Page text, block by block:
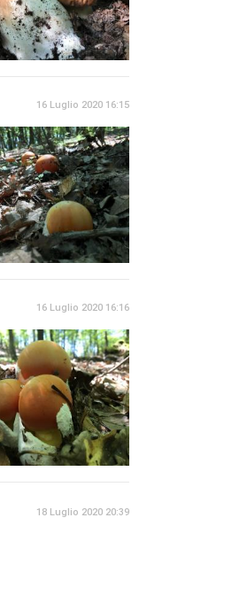
16 Luglio 2020 16:15
16 Luglio 2020 16:16
18 Luglio 2020 20:39